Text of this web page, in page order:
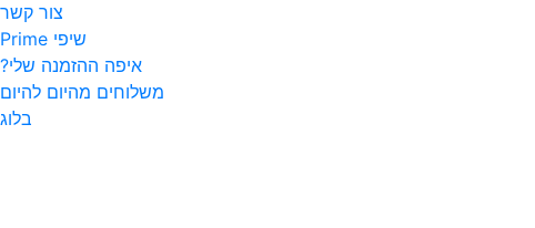
צור קשר
שיפי Prime
איפה ההזמנה שלי?
משלוחים מהיום להיום
בלוג